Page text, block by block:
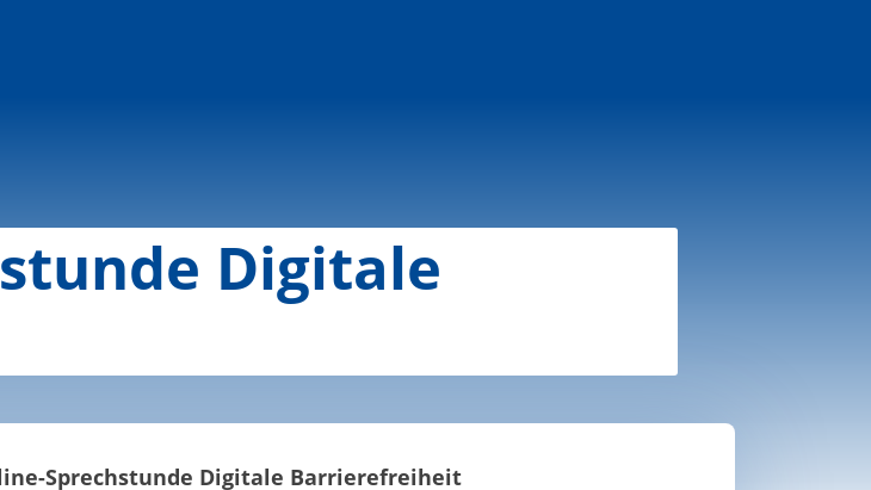
Digitale
Sprechstunde Digitale Barrierefreiheit